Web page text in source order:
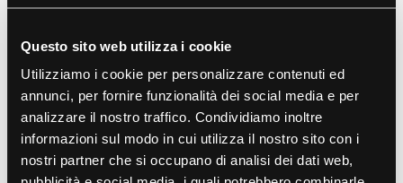
Questo sito web utilizza i cookie
Utilizziamo i cookie per personalizzare contenuti ed
annunci, per fornire funzionalità dei social media e per
analizzare il nostro traffico. Condividiamo inoltre
informazioni sul modo in cui utilizza il nostro sito con i
nostri partner che si occupano di analisi dei dati web,
Silverplated (mirror finish)
18 / 10 st. st. (brush finish)
Black titanium
Gold titanium